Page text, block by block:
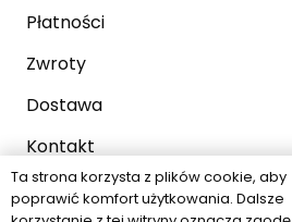
Płatności
Zwroty
Dostawa
Kontakt
O nas
Ta strona korzysta z plików cookie, aby
poprawić komfort użytkowania. Dalsze